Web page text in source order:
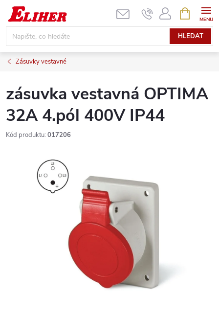
Přejít
obsah
HLEDAT
NÁKUPNÍ
KOŠÍK
Zásuvky vestavné
zásuvka vestavná OPTIMA
32A 4.pól 400V IP44
Kód produktu: 017206